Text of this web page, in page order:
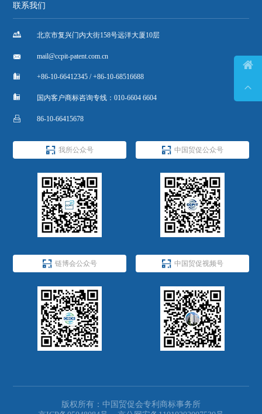
联系我们
 北京市复兴门内大街158号远洋大厦10层
 mail@ccpit-patent.com.cn
 +86-10-66412345 / +86-10-68516688
 国内客户商标咨询专线：010-6604 6604
 86-10-66415678
 我所公众号  中国贸促公众号
 链博会公众号  中国贸促视频号
版权所有：中国贸促会专利商标事务所

